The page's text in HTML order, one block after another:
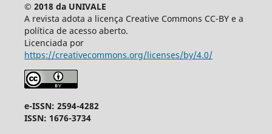
© 2018 da UNIVALE
A revista adota a licença Creative Commons CC-BY e a
política de acesso aberto.
Licenciada por
https://creativecommons.org/licenses/by/4.0/
e-ISSN: 2594-4282
ISSN: 1676-3734